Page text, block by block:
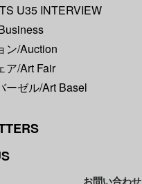
U35 INTERVIEW
ン/Auction
ア/Art Fair
ーゼル/Art Basel
お問い合わせ